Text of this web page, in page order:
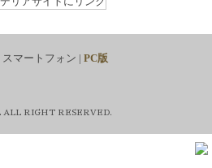
スマートフォン | PC版
ALL RIGHT RESERVED.